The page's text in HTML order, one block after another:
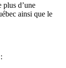
plus d’une
ainsi que le